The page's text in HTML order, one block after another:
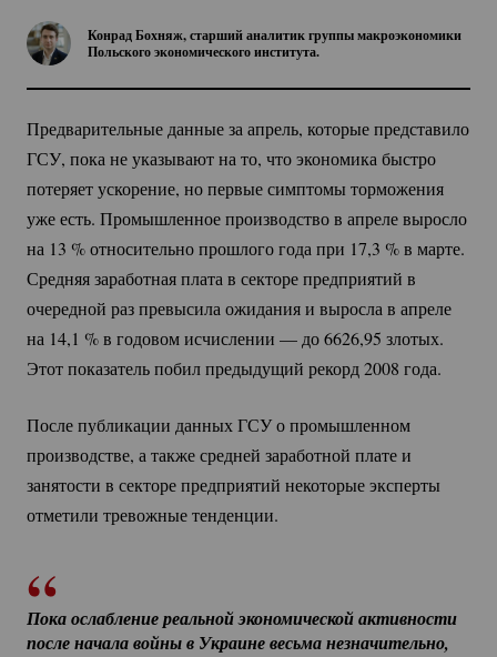
Конрад Бохняж, старший аналитик группы макроэкономики
Польского экономического института.
Предварительные данные за апрель, которые представило
ГСУ, пока не указывают на то, что экономика быстро
потеряет ускорение, но первые симптомы торможения
уже есть. Промышленное производство в апреле выросло
на 13 %относительно прошлого года при 17,3 %в марте.
Средняя заработная плата в секторе предприятий в
очередной раз превысила ожидания и выросла в апреле
на 14,1 %в годовом исчислении — до 6626,95 злотых.
Этот показатель побил предыдущий рекорд 2008 года.
После публикации данных ГСУ о промышленном
производстве, а также средней заработной плате и
занятости в секторе предприятий некоторые эксперты
отметили тревожные тенденции.
Пока ослабление реальной экономической активности
после начала войны в Украине весьма незначительно,